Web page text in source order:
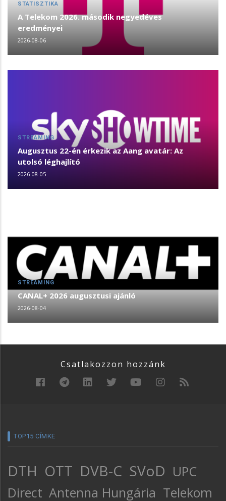
STATISZTIKA
A Telekom 2026. második negyedéves
eredményei
2026-08-06
STREAMING
Augusztus 22-én érkezik az Aang avatár: Az
utolsó léghajlító
2026-08-05
STREAMING
CANAL+ 2026 augusztusi ajánló
2026-08-04
Csatlakozzon hozzánk
TOP15 CÍMKE
DTH OTT DVB-C SVoD UPC
Direct Antenna Hungária Telekom